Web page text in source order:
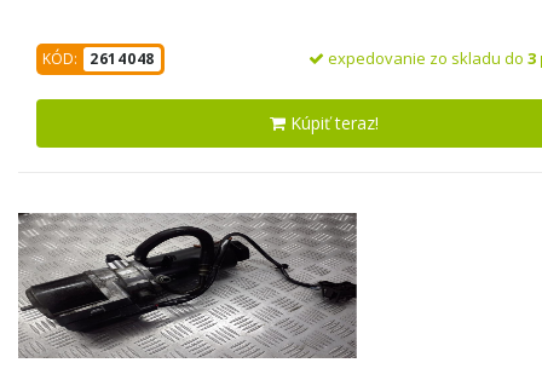
KÓD: 2614048 expedovanie zo skladu do 3
Kúpiť teraz!